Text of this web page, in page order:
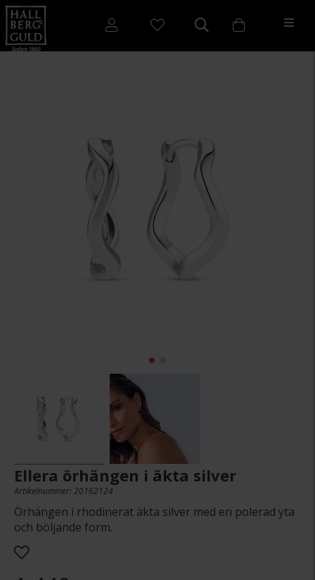
Ellera örhängen i äkta silver
Artikelnummer: 20162124
Örhängen i rhodinerat äkta silver med en polerad yta
och böljande form.